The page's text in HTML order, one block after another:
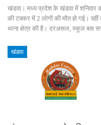
खंडवा। मध्य प्रदेश के खंडवा में शनिवार
की टक्कर में 2 लोगों की मौत हो गई।
थाना क्षेत्र की है। दरअसल, स्कूल बस
खंडवा